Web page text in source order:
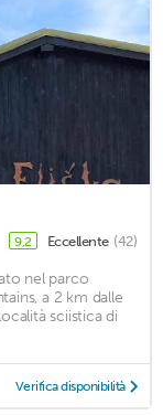
9,2 Eccellente (42)
nel parco
a 2 km dalle
sciistica di
Verifica disponibilità